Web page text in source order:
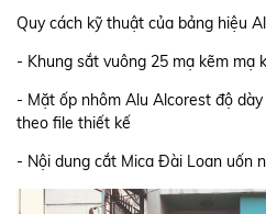
Quy cách kỹ thuật của bảng hiệu
- Khung sắt vuông 25 mạ kẽm mạ
- Mặt ốp nhôm Alu Alcorest độ
theo file thiết kế
- Nội dung cắt Mica Đài Loan uốn